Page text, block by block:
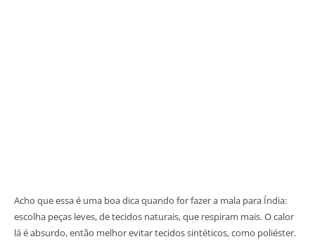
Acho que essa é uma boa dica quando for fazer a mala para Índia:
escolha peças leves, de tecidos naturais, que respiram mais. O calor
lá é absurdo, então melhor evitar tecidos sintéticos, como poliéster.